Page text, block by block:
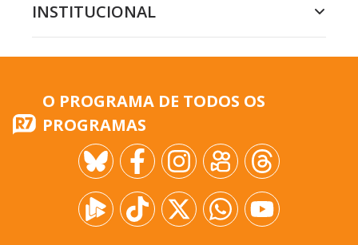
INSTITUCIONAL
O PROGRAMA DE TODOS OS
PROGRAMAS